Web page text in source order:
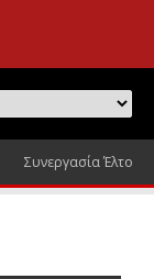
Συνεργασία Έλτον